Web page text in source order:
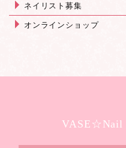
ネイリスト募集
オンラインショップ
VASE☆Nail